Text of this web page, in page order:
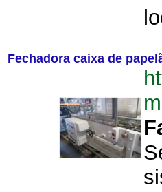
Fechadora caixa de